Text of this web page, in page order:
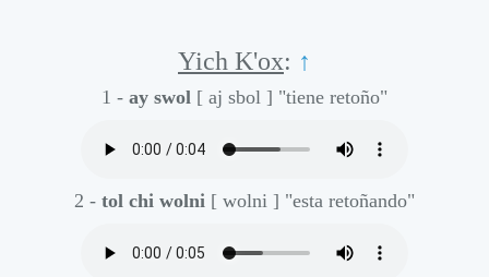
Yich K'ox: ↑
1 - ay swol [ aj sbol ] "tiene retoño"
2 - tol chi wolni [ wolni ] "esta retoñando"